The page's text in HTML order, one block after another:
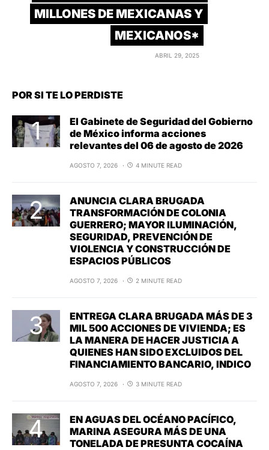
MILLONES DE MEXICANAS Y
MEXICANOS*
ABRIL 29, 2025
POR SI TE LO PERDISTE
El Gabinete de Seguridad del Gobierno
de México informa acciones
relevantes del 06 de agosto de 2026
AGOSTO 7, 2026 4 MINUTE READ
ANUNCIA CLARA BRUGADA
TRANSFORMACIÓN DE COLONIA
GUERRERO; MAYOR ILUMINACIÓN,
SEGURIDAD, PREVENCIÓN DE
VIOLENCIA Y CONSTRUCCIÓN DE
ESPACIOS PÚBLICOS
AGOSTO 7, 2026 2 MINUTE READ
ENTREGA CLARA BRUGADA MÁS DE 3
MIL 500 ACCIONES DE VIVIENDA; ES
LA MANERA DE HACER JUSTICIA A
QUIENES HAN SIDO EXCLUIDOS DEL
FINANCIAMIENTO BANCARIO, INDICO
AGOSTO 7, 2026 3 MINUTE READ
EN AGUAS DEL OCÉANO PACÍFICO,
MARINA ASEGURA MÁS DE UNA
TONELADA DE PRESUNTA COCAÍNA